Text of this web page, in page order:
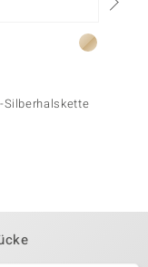
Silberhalskette